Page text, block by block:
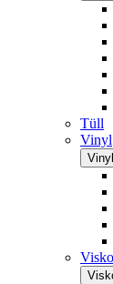
Tüll
Vinyl
Vinyl